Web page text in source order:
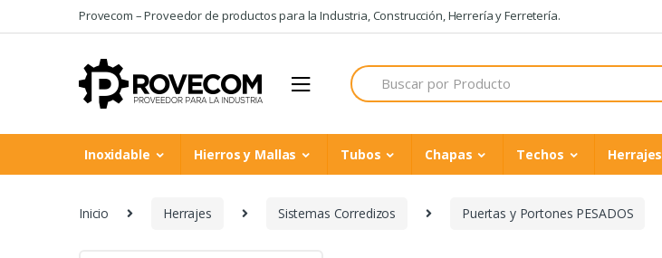
to
to
Provecom – Proveedor de productos para la Industria, Construcción, Herrería y Ferretería.
Search
for:
Inoxidable Hierros y Mallas Tubos Chapas Techos Herrajes
Inicio Herrajes Sistemas Corredizos Puertas y Portones PESADOS